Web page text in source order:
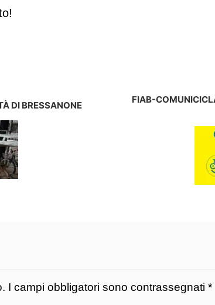
DI BRESSANONE
FIAB-
I campi obbligatori sono contrassegnati *